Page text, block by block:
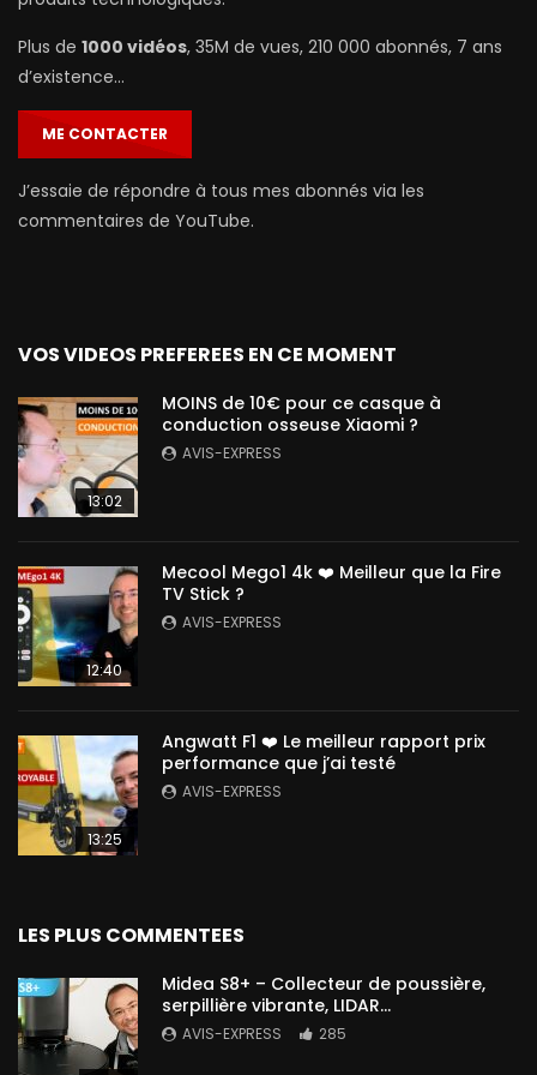
Plus de 1000 vidéos, 35M de vues, 210 000 abonnés, 7 ans
d’existence…
ME CONTACTER
J’essaie de répondre à tous mes abonnés via les
commentaires de YouTube.
VOS VIDEOS PREFEREES EN CE MOMENT
13:02
MOINS de 10€ pour ce casque à
conduction osseuse Xiaomi ?
AVIS-EXPRESS
12:40
Mecool Mego1 4k ❤️ Meilleur que la Fire
TV Stick ?
AVIS-EXPRESS
13:25
Angwatt F1 ❤️ Le meilleur rapport prix
performance que j’ai testé
AVIS-EXPRESS
LES PLUS COMMENTEES
Midea S8+ – Collecteur de poussière,
serpillière vibrante, LIDAR…
AVIS-EXPRESS 285